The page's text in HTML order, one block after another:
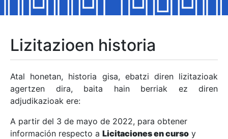
Erakutsi/Ezkutatu
Erakutsi/Ezkutatu
Erakutsi/Ezkutatu
Lizitazioen historia
Atal honetan, historia gisa, ebatzi diren lizitazioak
agertzen dira, baita hain berriak ez diren
adjudikazioak ere:
A partir del 3 de mayo de 2022, para obtener
información respecto a Licitaciones en curso y